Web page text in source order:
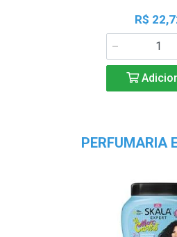
R$
PERFUMARIA